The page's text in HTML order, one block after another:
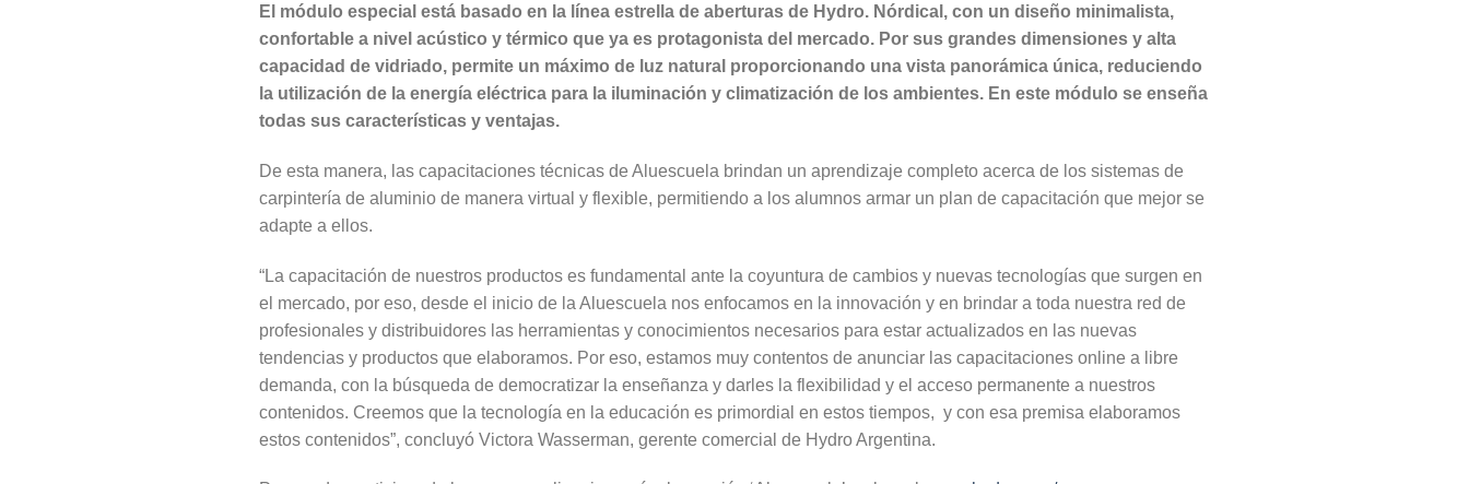
El módulo especial está basado en la línea estrella de aberturas de Hydro. Nórdical, con un diseño minimalista,
confortable a nivel acústico y térmico que ya es protagonista del mercado. Por sus grandes dimensiones y alta
capacidad de vidriado, permite un máximo de luz natural proporcionando una vista panorámica única, reduciendo
la utilización de la energía eléctrica para la iluminación y climatización de los ambientes. En este módulo se enseña
todas sus características y ventajas.
De esta manera, las capacitaciones técnicas de Aluescuela brindan un aprendizaje completo acerca de los sistemas de
carpintería de aluminio de manera virtual y flexible, permitiendo a los alumnos armar un plan de capacitación que mejor se
adapte a ellos.
“La capacitación de nuestros productos es fundamental ante la coyuntura de cambios y nuevas tecnologías que surgen en
el mercado, por eso, desde el inicio de la Aluescuela nos enfocamos en la innovación y en brindar a toda nuestra red de
profesionales y distribuidores las herramientas y conocimientos necesarios para estar actualizados en las nuevas
tendencias y productos que elaboramos. Por eso, estamos muy contentos de anunciar las capacitaciones online a libre
demanda, con la búsqueda de democratizar la enseñanza y darles la flexibilidad y el acceso permanente a nuestros
contenidos. Creemos que la tecnología en la educación es primordial en estos tiempos, y con esa premisa elaboramos
estos contenidos”, concluyó Victora Wasserman, gerente comercial de Hydro Argentina.